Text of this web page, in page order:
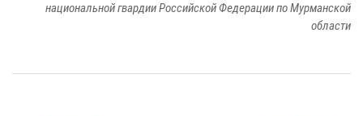
национальной гвардии Российской Федерации по Мурманской
области